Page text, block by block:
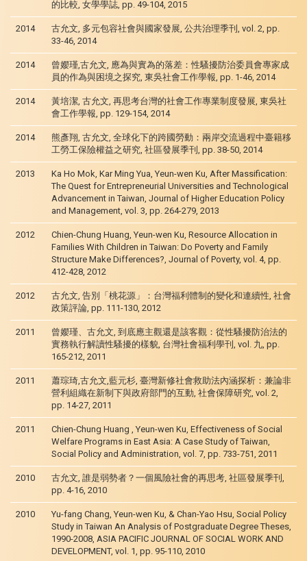
的比較, 女學學誌, pp. 49-104, 2015
2014
古允文, 多元包容社會與國家發展, 公共治理季刊, vol. 2, pp.
33-46, 2014
2014
曾孆瑾,古允文, 應為與實為的落差：性騷擾防治委員會專家成
員的作為與困境之探究, 東吳社會工作學報, pp. 1-46, 2014
2014
黃培潔, 古允文, 再思考台灣的社會工作專業制度發展, 東吳社
會工作學報, pp. 129-154, 2014
2014
熊彥翔, 古允文, 全球化下的跨國勞動：兩岸交流過程中臺籍移
工勞工保險權益之研究, 社區發展季刊, pp. 38-50, 2014
2013
Ka Ho Mok, Kar Ming Yua, Yeun-wen Ku, After Massification:
The Quest for Entrepreneurial Universities and Technological
Advancement in Taiwan, Journal of Higher Education Policy
and Management, vol. 3, pp. 264-279, 2013
2012
Chien-Chung Huang, Yeun-wen Ku, Resource Allocation in
Families With Children in Taiwan: Do Poverty and Family
Structure Make Differences?, Journal of Poverty, vol. 4, pp.
412-428, 2012
2012
古允文, 告別「桃花源」：台灣福利體制的變化和連續性, 社會
政策評論, pp. 111-130, 2012
2011
曾孆瑾、古允文, 到底應主觀還是該客觀：從性騷擾防治法的
實務執行解讀性騷擾的樣貌, 台灣社會福利學刊, vol. 九, pp.
165-212, 2011
2011
蕭琮琦,古允文,藍元杉, 臺灣新修社會救助法內涵探析：兼論非
營利組織在新制下與政府部門的互動, 社會保障研究, vol. 2,
pp. 14-27, 2011
2011
Chien-Chung Huang , Yeun-wen Ku, Effectiveness of Social
Welfare Programs in East Asia: A Case Study of Taiwan,
Social Policy and Administration, vol. 7, pp. 733-751, 2011
2010
古允文, 誰是弱勢者？一個風險社會的再思考, 社區發展季刊,
pp. 4-16, 2010
2010
Yu-fang Chang, Yeun-wen Ku, & Chan-Yao Hsu, Social Policy
Study in Taiwan An Analysis of Postgraduate Degree Theses,
1990-2008, ASIA PACIFIC JOURNAL OF SOCIAL WORK AND
DEVELOPMENT, vol. 1, pp. 95-110, 2010